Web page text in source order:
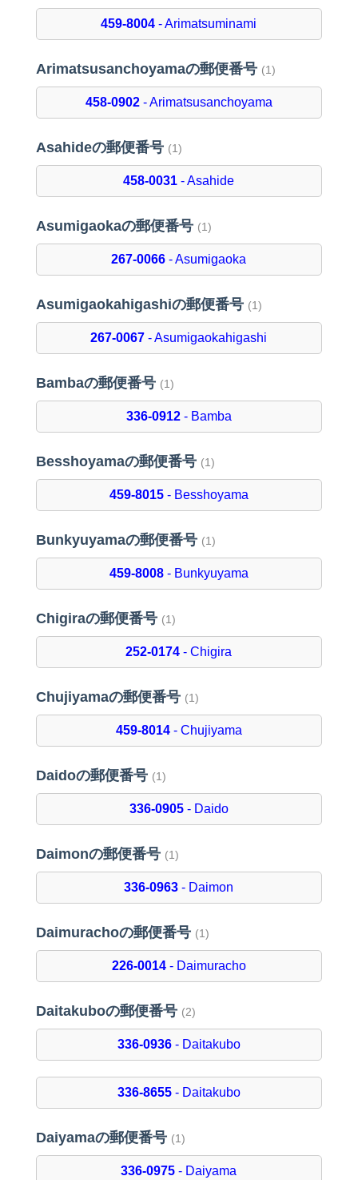
459-8004 - Arimatsuminami
Arimatsusanchoyamaの郵便番号 (1)
458-0902- Arimatsusanchoyama
Asahideの郵便番号 (1)
458-0031 - Asahide
Asumigaokaの郵便番号 (1)
267-0066 - Asumigaoka
Asumigaokahigashiの郵便番号 (1)
267-0067 - Asumigaokahigashi
Bambaの郵便番号 (1)
336-0912- Bamba
Besshoyamaの郵便番号 (1)
459-8015- Besshoyama
Bunkyuyamaの郵便番号 (1)
459-8008- Bunkyuyama
Chigiraの郵便番号 (1)
252-0174 - Chigira
Chujiyamaの郵便番号 (1)
459-8014- Chujiyama
Daidoの郵便番号 (1)
336-0905- Daido
Daimonの郵便番号 (1)
336-0963 - Daimon
Daimurachoの郵便番号 (1)
226-0014- Daimuracho
Daitakuboの郵便番号 (2)
336-0936- Daitakubo
336-8655- Daitakubo
Daiyamaの郵便番号 (1)
336-0975 - Daiyama